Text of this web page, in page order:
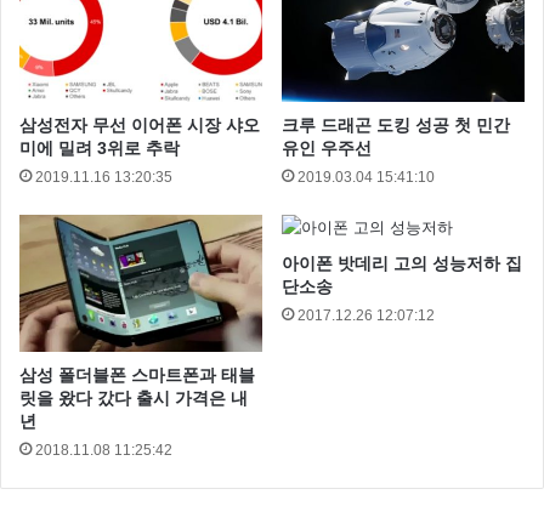
물론 바이러스토탈 에서 100% 찾을 수 있다고 생각 하
지는 않지만 백신을 설치 하고 의심스러운 파일이나 웹
사이트 를 이용할때 한번 정도 확인 후 사용하는게 정신
건강에 좋지 않을까 해서요 ㅎㅎ
나오는 군요 ㅎㅎ
삼성전자 무선 이어폰 시장 샤오
미에 밀려 3위로 추락
2019.11.16 13:20:35
크루 드래곤 도킹 성공 첫 민간
유인 우주선
2019.03.04 15:41:10
삼성 폴더블폰 스마트폰과 태블
릿을 왔다 갔다 출시 가격은 내
년
2018.11.08 11:25:42
아이폰 밧데리 고의 성능저하 집
단소송
2017.12.26 12:07:12